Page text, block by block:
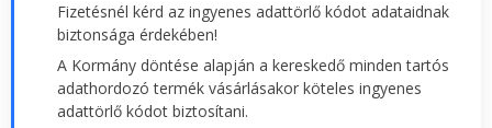
Fizetésnél kérd az ingyenes adattörlő kódot adataidnak
biztonsága érdekében!
A Kormány döntése alapján a kereskedő minden tartós
adathordozó termék vásárlásakor köteles ingyenes
adattörlő kódot biztosítani.